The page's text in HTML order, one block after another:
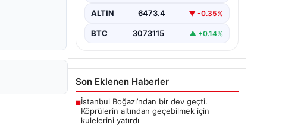
ALTIN 6473.4 ▼ -0.35%
BTC 3073115 ▲ +0.14%
Son Eklenen Haberler
■İstanbul Boğazı’ndan bir dev geçti.
Köprülerin altından geçebilmek için
kulelerini yatırdı